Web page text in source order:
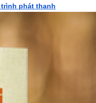
phát thanh